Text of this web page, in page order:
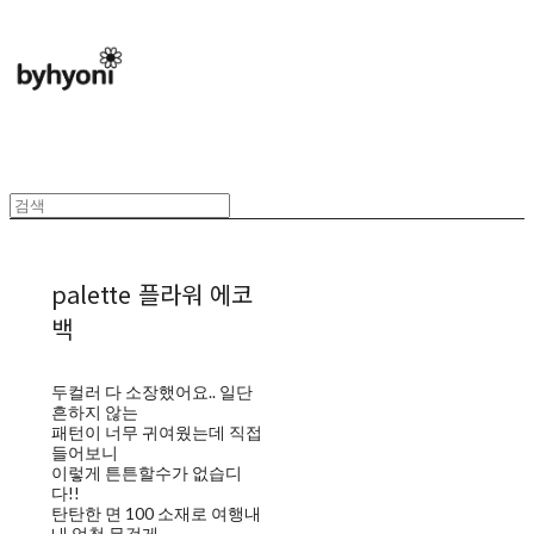
palette 플라워 에코
백
두컬러 다 소장했어요.. 일단
흔하지 않는
패턴이 너무 귀여웠는데 직접
들어보니
이렇게 튼튼할수가 없습디
다!!
탄탄한 면 100 소재로 여행내